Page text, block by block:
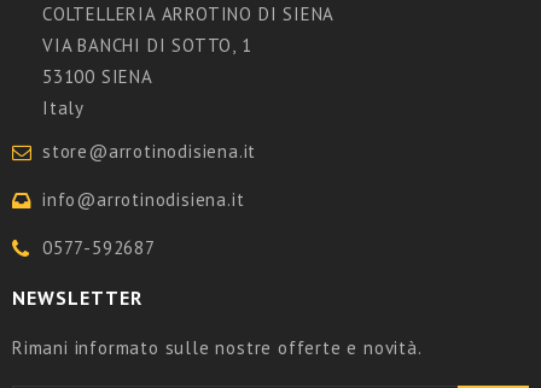
COLTELLERIA ARROTINO DI SIENA
VIA BANCHI DI SOTTO, 1
53100 SIENA
Italy
store@arrotinodisiena.it
info@arrotinodisiena.it
0577-592687
NEWSLETTER
Rimani informato sulle nostre offerte e novità.